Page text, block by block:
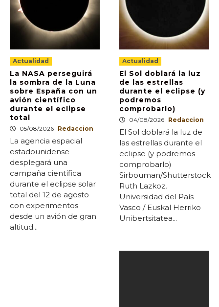
Actualidad
La NASA perseguirá
la sombra de la Luna
sobre España con un
avión científico
durante el eclipse
total
05/08/2026 Redaccion
La agencia espacial
estadounidense
desplegará una
campaña científica
durante el eclipse solar
total del 12 de agosto
con experimentos
desde un avión de gran
altitud...
Actualidad
El Sol doblará la luz
de las estrellas
durante el eclipse (y
podremos
comprobarlo)
04/08/2026 Redaccion
El Sol doblará la luz de
las estrellas durante el
eclipse (y podremos
comprobarlo)
Sirbouman/Shutterstock
Ruth Lazkoz,
Universidad del País
Vasco / Euskal Herriko
Unibertsitatea...